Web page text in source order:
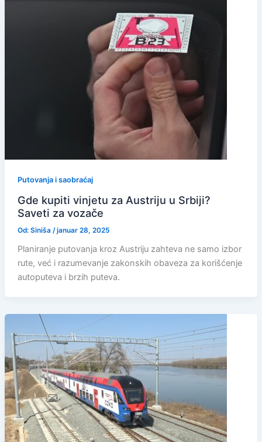
Putovanja i saobraćaj
Gde kupiti vinjetu za Austriju u Srbiji?
Saveti za vozače
Od: Siniša /januar 28, 2025
Planiranje putovanja kroz Austriju zahteva ne samo izbor
rute, već i razumevanje zakonskih obaveza za korišćenje
autoputeva i brzih puteva.